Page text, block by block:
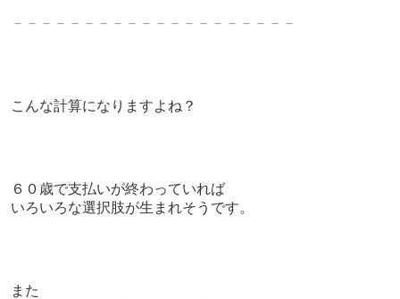
－－－－－－－－－－－－－－－－－－－－
こんな計算になりますよね？
６０歳で支払いが終わっていれば
いろいろな選択肢が生まれそうです。
また